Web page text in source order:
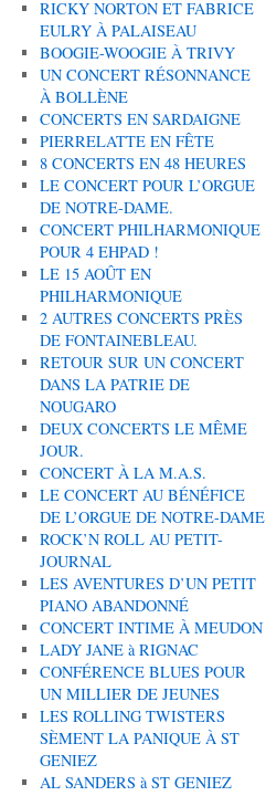
RICKY NORTON ET FABRICE
EULRY À PALAISEAU
BOOGIE-WOOGIE À TRIVY
UN CONCERT RÉSONNANCE
À BOLLÈNE
CONCERTS EN SARDAIGNE
PIERRELATTE EN FÊTE
8 CONCERTS EN 48 HEURES
LE CONCERT POUR L’ORGUE
DE NOTRE-DAME.
CONCERT PHILHARMONIQUE
POUR 4 EHPAD !
LE 15 AOÛT EN
PHILHARMONIQUE
2 AUTRES CONCERTS PRÈS
DE FONTAINEBLEAU.
RETOUR SUR UN CONCERT
DANS LA PATRIE DE
NOUGARO
DEUX CONCERTS LE MÊME
JOUR.
CONCERT À LA M.A.S.
LE CONCERT AU BÉNÉFICE
DE L’ORGUE DE NOTRE-DAME
ROCK’N ROLL AU PETIT-
JOURNAL
LES AVENTURES D’UN PETIT
PIANO ABANDONNÉ
CONCERT INTIME À MEUDON
LADY JANE à RIGNAC
CONFÉRENCE BLUES POUR
UN MILLIER DE JEUNES
LES ROLLING TWISTERS
SÈMENT LA PANIQUE À ST
GENIEZ
AL SANDERS à ST GENIEZ